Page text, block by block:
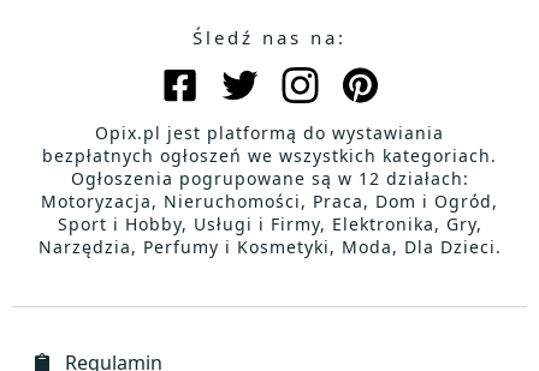
Śledź nas na:
Opix.pl jest platformą do wystawiania
bezpłatnych ogłoszeń we wszystkich kategoriach.
Ogłoszenia pogrupowane są w 12 działach:
Motoryzacja, Nieruchomości, Praca, Dom i Ogród,
Sport i Hobby, Usługi i Firmy, Elektronika, Gry,
Narzędzia, Perfumy i Kosmetyki, Moda, Dla Dzieci.
Regulamin